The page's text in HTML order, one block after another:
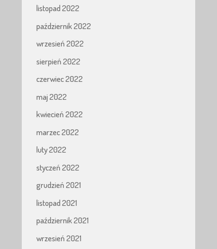
listopad 2022
październik 2022
wrzesień 2022
sierpień 2022
czerwiec 2022
maj 2022
kwiecień 2022
marzec 2022
luty 2022
styczeń 2022
grudzień 2021
listopad 2021
październik 2021
wrzesień 2021